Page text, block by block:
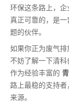
环保这条路上，企
真正可靠的，是
题的伙伴。
如果你正为废气排
不妨了解一下清科
作为经验丰富的
路上最稳的支持
来源。